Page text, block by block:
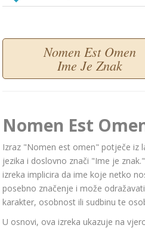
Nomen Est Omen
Ime Je Znak
Nomen Est
Izraz "Nomen est omen" potječe iz
jezika i doslovno znači "Ime je
izreka implicira da ime koje netko
posebno značenje i može odražavati
karakter, osobnost ili sudbinu te
U osnovi, ova izreka ukazuje na